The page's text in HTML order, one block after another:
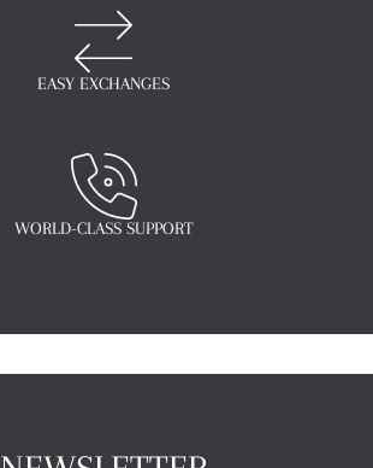
EASY EXCHANGES
WORLD-CLASS SUPPORT